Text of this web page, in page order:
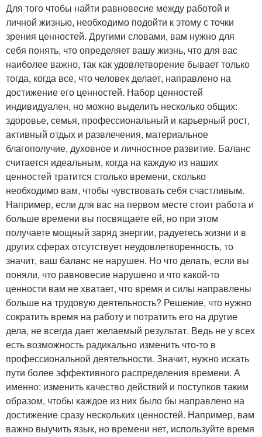
Для того чтобы найти равновесие между работой и
личной жизнью, необходимо подойти к этому с точки
зрения ценностей. Другими словами, вам нужно для
себя понять, что определяет вашу жизнь, что для вас
наиболее важно, так как удовлетворение бывает только
тогда, когда все, что человек делает, направлено на
достижение его ценностей. Набор ценностей
индивидуален, но можно выделить несколько общих:
здоровье, семья, профессиональный и карьерный рост,
активный отдых и развлечения, материальное
благополучие, духовное и личностное развитие. Баланс
считается идеальным, когда на каждую из наших
ценностей тратится столько времени, сколько
необходимо вам, чтобы чувствовать себя счастливым.
Например, если для вас на первом месте стоит работа и
больше времени вы посвящаете ей, но при этом
получаете мощный заряд энергии, радуетесь жизни и в
других сферах отсутствует неудовлетворенность, то
значит, ваш баланс не нарушен. Но что делать, если вы
поняли, что равновесие нарушено и что какой-то
ценности вам не хватает, что время и силы направлены
больше на трудовую деятельность? Решение, что нужно
сократить время на работу и потратить его на другие
дела, не всегда дает желаемый результат. Ведь не у всех
есть возможность радикально изменить что-то в
профессиональной деятельности. Значит, нужно искать
пути более эффективного распределения времени. А
именно: изменить качество действий и поступков таким
образом, чтобы каждое из них было бы направлено на
достижение сразу нескольких ценностей. Например, вам
важно выучить язык, но времени нет, используйте время